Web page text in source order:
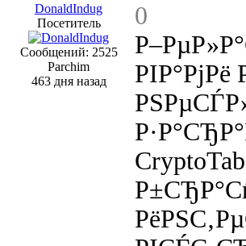
DonaldIndug
Посетитель
Сообщений: 2525
Parchim
463 дня назад
0